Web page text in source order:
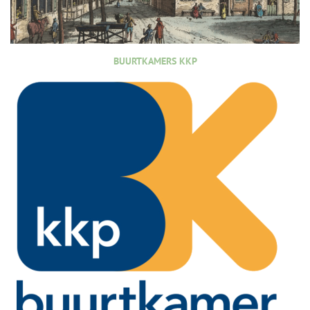
BUURTKAMERS KKP